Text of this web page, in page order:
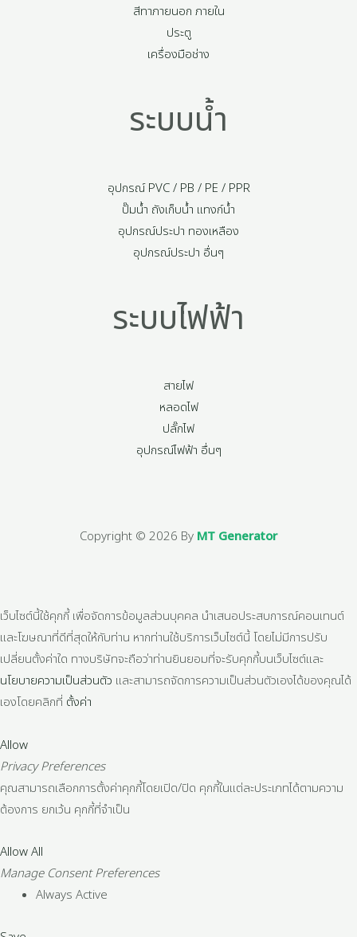
สีทาภายนอก ภายใน
ประตู
เครื่องมือช่าง
ระบบน้ำ
อุปกรณ์ PVC / PB / PE / PPR
ปั๊มน้ำ ถังเก็บน้ำ แทงก์น้ำ
อุปกรณ์ประปา ทองเหลือง
อุปกรณ์ประปา อื่นๆ
ระบบไฟฟ้า
สายไฟ
หลอดไฟ
ปลั๊กไฟ
อุปกรณ์ไฟฟ้า อื่นๆ
Copyright © 2026 By MT Generator
เว็บไซต์นี้ใช้คุกกี้ เพื่อจัดการข้อมูลส่วนบุคคล นำเสนอประสบการณ์คอนเทนต์
และโฆษณาที่ดีที่สุดให้กับท่าน หากท่านใช้บริการเว็บไซต์นี้ โดยไม่มีการปรับ
เปลี่ยนตั้งค่าใด ทางบริษัทจะถือว่าท่านยินยอมที่จะรับคุกกี้บนเว็บไซต์และ
นโยบายความเป็นส่วนตัว และสามารถจัดการความเป็นส่วนตัวเองได้ของคุณได้
เองโดยคลิกที่ ตั้งค่า
Allow
Privacy Preferences
คุณสามารถเลือกการตั้งค่าคุกกี้โดยเปิด/ปิด คุกกี้ในแต่ละประเภทได้ตามความ
ต้องการ ยกเว้น คุกกี้ที่จำเป็น
Allow All
Manage Consent Preferences
Always Active